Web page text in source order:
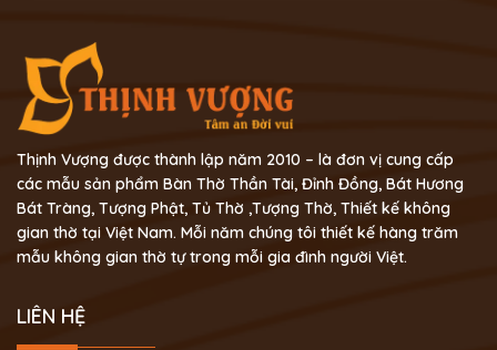
Thịnh Vượng được thành lập năm 2010 – là đơn vị cung cấp
các mẫu sản phẩm Bàn Thờ Thần Tài, Đỉnh Đồng, Bát Hương
Bát Tràng, Tượng Phật, Tủ Thờ ,Tượng Thờ, Thiết kế không
gian thờ tại Việt Nam. Mỗi năm chúng tôi thiết kế hàng trăm
mẫu không gian thờ tự trong mỗi gia đình người Việt.
LIÊN HỆ